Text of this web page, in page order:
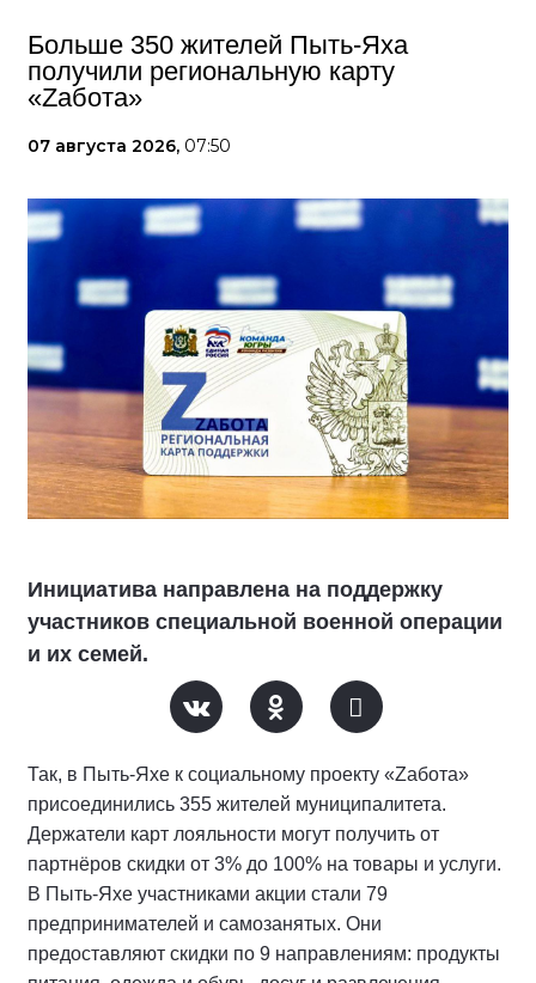
Больше 350 жителей Пыть-Яха
получили региональную карту
«Zабота»
07 августа 2026, 07:50
Инициатива направлена на поддержку
участников специальной военной операции
и их семей.
Так, в Пыть-Яхе к социальному проекту «Zабота»
присоединились 355 жителей муниципалитета.
Держатели карт лояльности могут получить от
партнёров скидки от 3% до 100% на товары и услуги.
В Пыть-Яхе участниками акции стали 79
предпринимателей и самозанятых. Они
предоставляют скидки по 9 направлениям: продукты